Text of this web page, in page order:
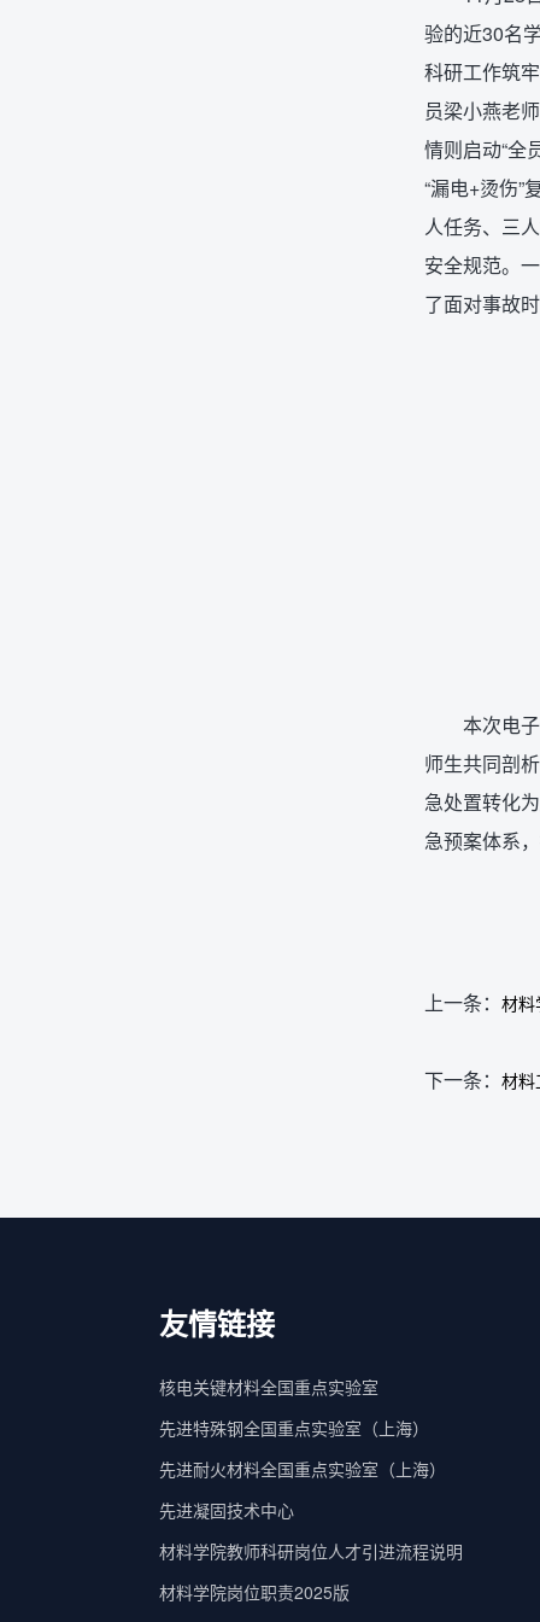
验的近30名
科研工作筑
员梁小燕老
情则启动“全
“漏电+烫伤”
人任务、三
安全规范。
了面对事故
本次电
师生共同剖
急处置转化
急预案体系
上一条： 材料
下一条： 材料
友情链接
核电关键材料全国重点实验室
先进特殊钢全国重点实验室（上海）
先进耐火材料全国重点实验室（上海）
先进凝固技术中心
材料学院教师科研岗位人才引进流程说明
材料学院岗位职责2025版